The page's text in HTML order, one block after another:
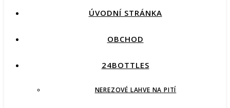
ÚVODNÍ STRÁNKA
OBCHOD
24BOTTLES
NEREZOVÉ LAHVE NA PITÍ